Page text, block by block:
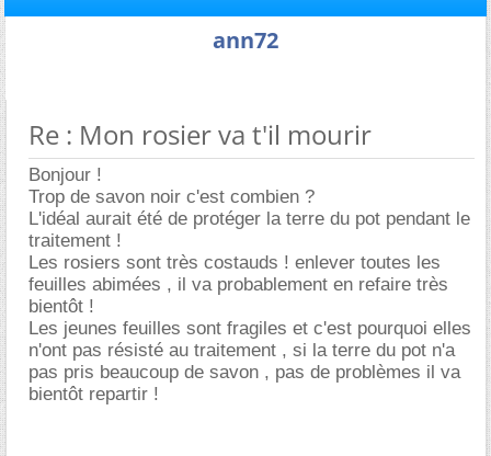
ann72
Re : Mon rosier va t'il mourir
Bonjour !
Trop de savon noir c'est combien ?
L'idéal aurait été de protéger la terre du pot pendant le
traitement !
Les rosiers sont très costauds ! enlever toutes les
feuilles abimées , il va probablement en refaire très
bientôt !
Les jeunes feuilles sont fragiles et c'est pourquoi elles
n'ont pas résisté au traitement , si la terre du pot n'a
pas pris beaucoup de savon , pas de problèmes il va
bientôt repartir !